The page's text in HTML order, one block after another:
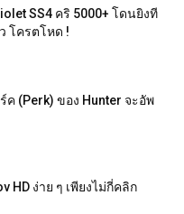
SS4 คริ 5000+ โดนยิงที
โครตโหด !
ค (Perk) ของ Hunter จะอัพ
HD ง่าย ๆ เพียงไม่กี่คลิก